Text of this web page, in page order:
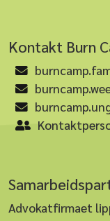
Kontakt Burn
Advokatfirmaet